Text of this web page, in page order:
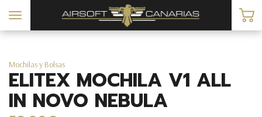
Toggle
navigation
Mochilas y Bolsas
ELITEX MOCHILA V1 ALL
IN NOVO NEBULA